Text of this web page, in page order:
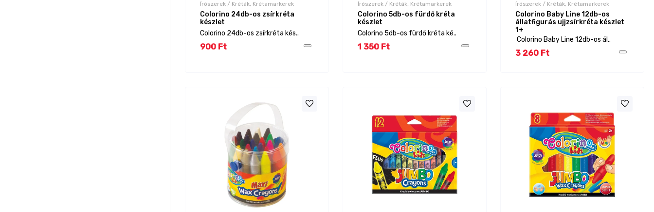
Írószerek / Kréták, Krétamarkerek
Colorino 24db-os zsírkréta
készlet
Colorino 24db-os zsírkréta kés..
900 Ft
Írószerek / Kréták, Krétamarkerek
Colorino 5db-os fürdő kréta
készlet
Colorino 5db-os fürdő kréta ké..
1 350 Ft
Írószerek / Kréták, Krétamarkerek
Colorino Baby Line 12db-os
állatfigurás ujjzsírkréta készlet
1+
Colorino Baby Line 12db-os ál..
3 260 Ft